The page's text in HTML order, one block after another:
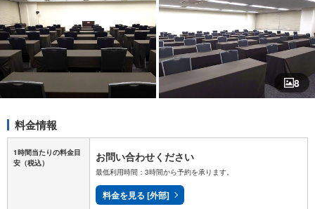
8
料金情報
1時間当たりの料金目
安 （税込） お問い合わせください
最低利用時間：3時間から予約を承ります。
料金を見る [外部]